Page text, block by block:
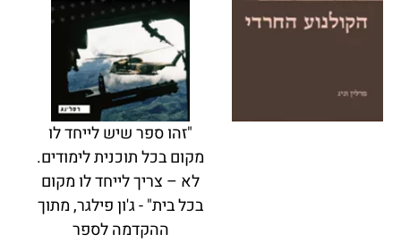
"זהו ספר שיש לייחד לו
מקום בכל תוכנית לימודים.
לא – צריך לייחד לו מקום
בכל בית" - ג'ון פילגר, מתוך
ההקדמה לספר